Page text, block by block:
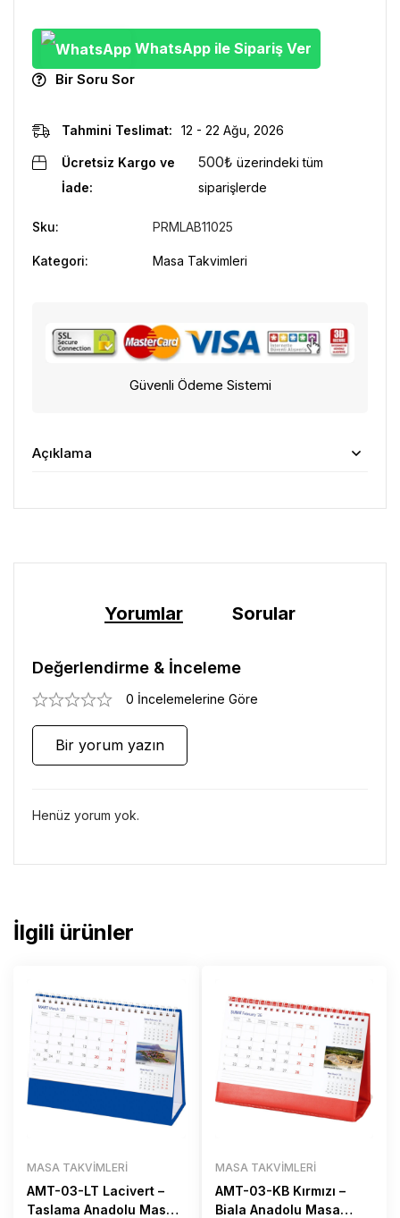
WhatsApp ile Sipariş Ver
Bir Soru Sor
Tahmini Teslimat: 12 - 22 Ağu, 2026
Ücretsiz Kargo ve
İade:
500₺ üzerindeki tüm
siparişlerde
Sku: PRMLAB11025
Kategori: Masa Takvimleri
Güvenli Ödeme Sistemi
Açıklama
Yorumlar Sorular
Değerlendirme & İnceleme
0 İncelemelerine Göre
Bir yorum yazın
Henüz yorum yok.
İlgili ürünler
MASA TAKVIMLERI
AMT-03-LT Lacivert –
Taslama Anadolu Masa
MASA TAKVIMLERI
AMT-03-KB Kırmızı –
Biala Anadolu Masa